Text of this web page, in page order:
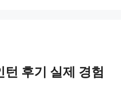
턴 후기 실제 경험